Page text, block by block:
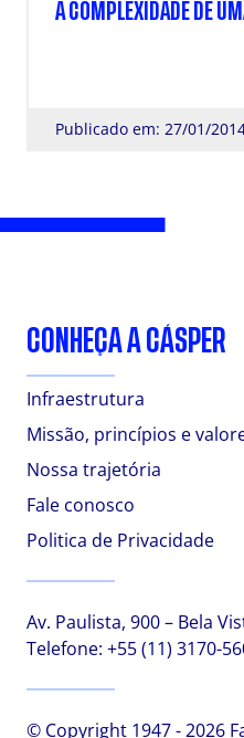
A COMPLEXIDADE DE
Publicado em: 27/01/
CONHEÇA A CÁSPER
Infraestrutura
Missão, princípios e
Nossa trajetória
Fale conosco
Politica de Privacidade
Av. Paulista, 900 – Bela
Telefone: +55 (11) 3170-
© Copyright 1947 - 2026